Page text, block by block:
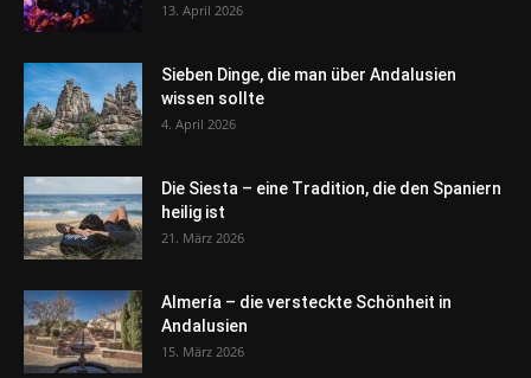
13. April 2026
Sieben Dinge, die man über Andalusien
wissen sollte
4. April 2026
Die Siesta – eine Tradition, die den Spaniern
heilig ist
21. März 2026
Almería – die versteckte Schönheit in
Andalusien
15. März 2026